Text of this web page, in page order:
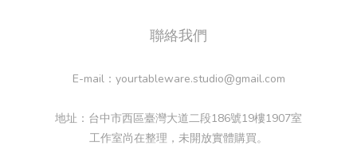
聯絡我們
E-mail：yourtableware.studio@gmail.com
地址：台中市西區臺灣大道二段186號19樓1907室
工作室尚在整理，未開放實體購買。